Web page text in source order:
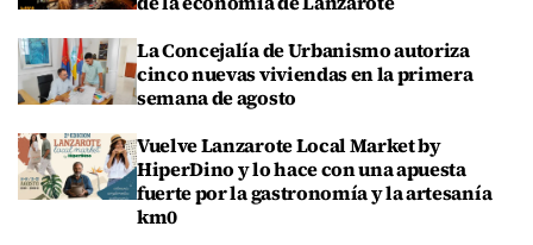
La Concejalía de Urbanismo autoriza
cinco nuevas viviendas en la primera
semana de agosto
Vuelve Lanzarote Local Market by
HiperDino y lo hace con una apuesta
fuerte por la gastronomía y la artesanía
km0